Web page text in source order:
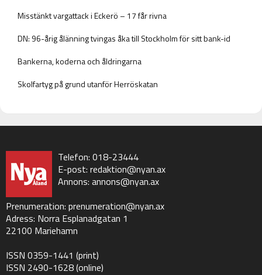
Misstänkt vargattack i Eckerö – 17 får rivna
DN: 96-årig ålänning tvingas åka till Stockholm för sitt bank-id
Bankerna, koderna och åldringarna
Skolfartyg på grund utanför Herröskatan
Telefon: 018-23444
E-post: redaktion@nyan.ax
Annons: annons@nyan.ax
Prenumeration: prenumeration@nyan.ax
Adress: Norra Esplanadgatan 1
22100 Mariehamn
ISSN 0359-1441 (print)
ISSN 2490-1628 (online)